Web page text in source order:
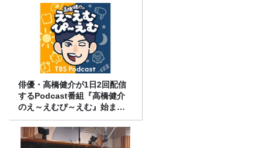
俳優・高橋健介が1日2回配信
するPodcast番組『高橋健介
のえ～えむぴ～えむ』始まり
ます